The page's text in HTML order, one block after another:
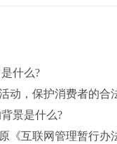
什么?
，保护消费者的合
景是什么?
互联网管理暂行办